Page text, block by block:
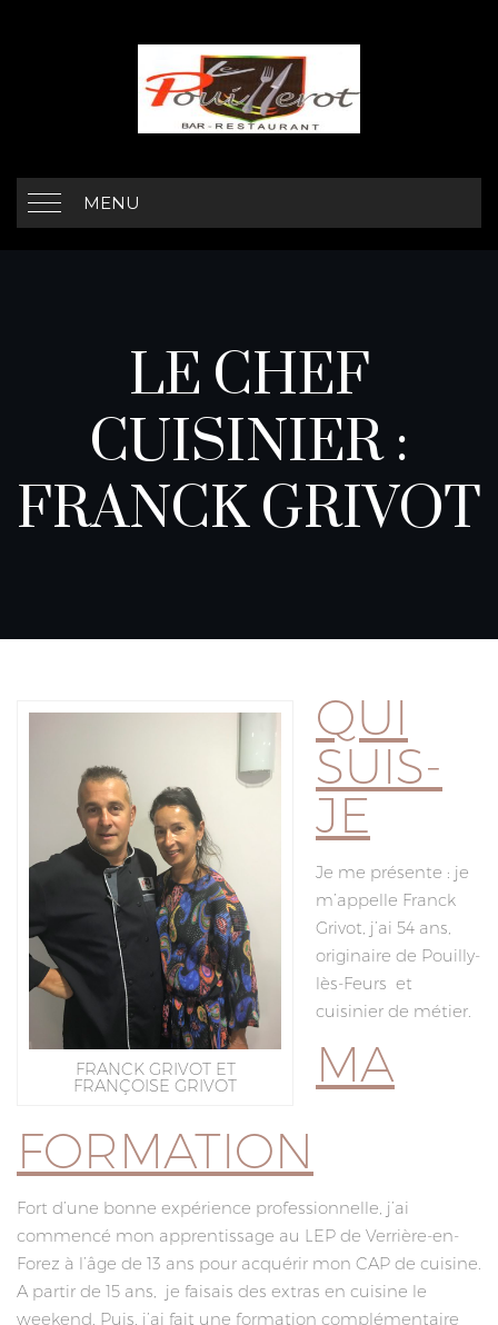
MENU
LE CHEF
CUISINIER :
FRANCK GRIVOT
FRANCK GRIVOT ET
FRANÇOISE GRIVOT
QUI
SUIS-
JE
Je me présente : je
m’appelle Franck
Grivot, j’ai 54 ans,
originaire de Pouilly-
lès-Feurs et
cuisinier de métier.
MA
FORMATION
Fort d’une bonne expérience professionnelle, j’ai
commencé mon apprentissage au LEP de Verrière-en-
Forez à l’âge de 13 ans pour acquérir mon CAP de cuisine.
A partir de 15 ans, je faisais des extras en cuisine le
weekend. Puis, j’ai fait une formation complémentaire